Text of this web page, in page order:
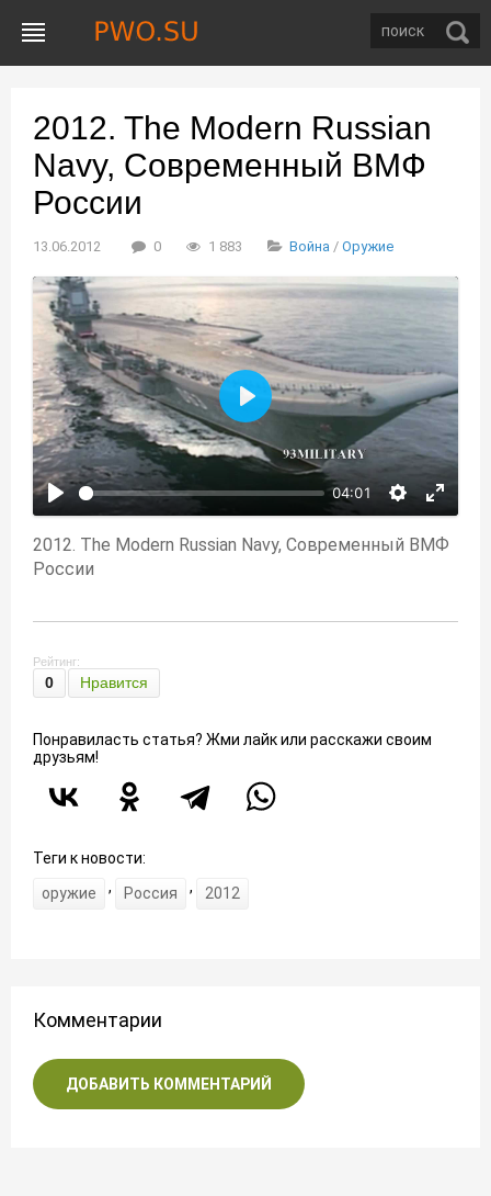
2012. The Modern Russian
Navy, Современный ВМФ
России
13.06.2012 0 1 883 Война / Оружие
04:01
Воспроизвести
2012. The Modern Russian Navy, Современный ВМФ
России
Рейтинг:
0 Нравится
Понравиласть статья? Жми лайк или расскажи своим
друзьям!
Теги к новости:
оружие
, Россия , 2012
Комментарии
ДОБАВИТЬ КОММЕНТАРИЙ